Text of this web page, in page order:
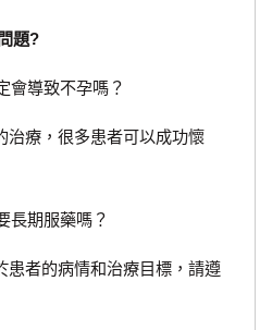
題?
導致不孕嗎？
療，很多患者可以成功懷
期服藥嗎？
者的病情和治療目標，請遵